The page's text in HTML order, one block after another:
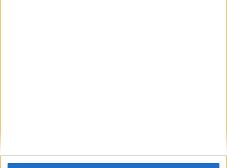
Y como regalo de agradecimiento, por registrarte te daremos